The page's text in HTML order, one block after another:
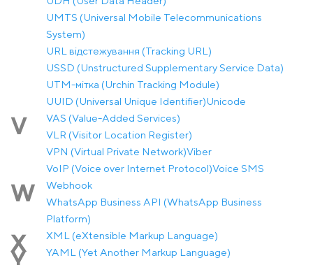
UMTS (Universal Mobile Telecommunications
System)
URL відстежування (Tracking URL)
USSD (Unstructured Supplementary Service Data)
UTM-мітка (Urchin Tracking Module)
UUID (Universal Unique Identifier)Unicode
V
VAS (Value-Added Services)
VLR (Visitor Location Register)
VPN (Virtual Private Network)Viber
VoIP (Voice over Internet Protocol)Voice SMS
W
Webhook
WhatsApp Business API (WhatsApp Business
Platform)
X XML (eXtensible Markup Language)
YAML (Yet Another Markup Language)